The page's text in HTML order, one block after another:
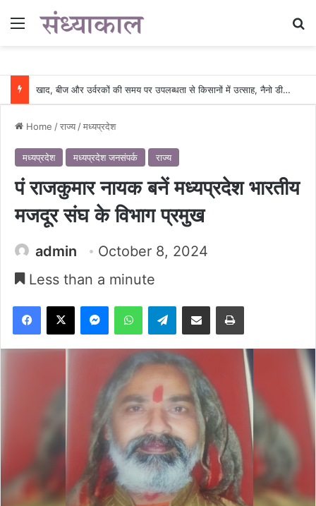
Menu
खाद, बीज और उर्वरकों की समय पर उपलब्धता से किसानों में उत्साह, नैनो डीएपी और नैनो यूरिया बने किसानों के भरोसेमंद कृषि साथी…..
Home /राज्य /मध्यप्रदेश
मध्यप्रदेश मध्यप्रदेश जनसंपर्क राज्य
पं राजकुमार नायक बनें मध्यप्रदेश भारतीय
मजदूर संघ के विभाग प्रमुख
admin
October 8, 2024
Less than a minute
Facebook
X MessengerWhatsAppTelegramShare via Email Print